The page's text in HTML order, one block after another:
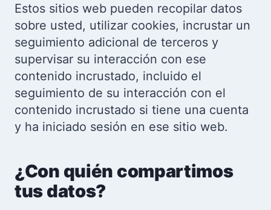
Estos sitios web pueden recopilar datos
sobre usted, utilizar cookies, incrustar un
seguimiento adicional de terceros y
supervisar su interacción con ese
contenido incrustado, incluido el
seguimiento de su interacción con el
contenido incrustado si tiene una cuenta
y ha iniciado sesión en ese sitio web.
¿Con quién compartimos
tus datos?